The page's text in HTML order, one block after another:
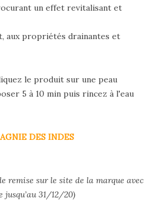
un effet revitalisant et
aux propriétés drainantes et
le produit sur une peau
5 à 10 min puis rincez à l'eau
DES INDES
remise sur le site de la marque avec
jusqu’au 31/12/20)